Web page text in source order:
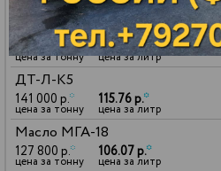
цена за тонну цена за литр
Керосин ТС-1
130 000 р.*
цена за тонну
102.70 р.*
цена за литр
ДТ-Л-К5
141 000 р.*
цена за тонну
115.76 р.*
цена за литр
Масло МГА-18
127 800 р.*
цена за тонну
106.07 р.*
цена за литр